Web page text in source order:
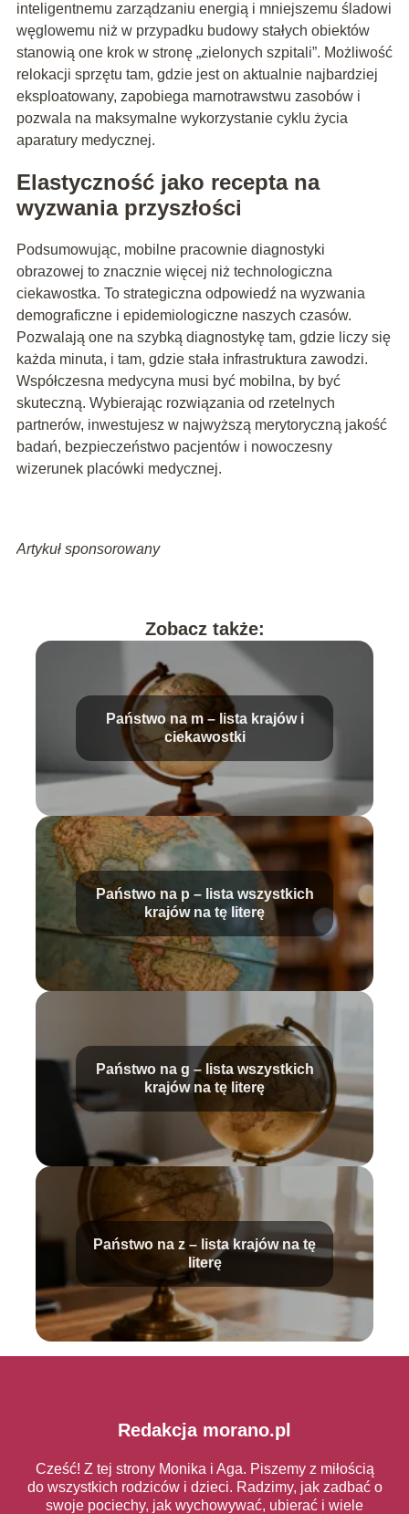
inteligentnemu zarządzaniu energią i mniejszemu śladowi
węglowemu niż w przypadku budowy stałych obiektów
stanowią one krok w stronę „zielonych szpitali”. Możliwość
relokacji sprzętu tam, gdzie jest on aktualnie najbardziej
eksploatowany, zapobiega marnotrawstwu zasobów i
pozwala na maksymalne wykorzystanie cyklu życia
aparatury medycznej.
Elastyczność jako recepta na
wyzwania przyszłości
Podsumowując, mobilne pracownie diagnostyki
obrazowej to znacznie więcej niż technologiczna
ciekawostka. To strategiczna odpowiedź na wyzwania
demograficzne i epidemiologiczne naszych czasów.
Pozwalają one na szybką diagnostykę tam, gdzie liczy się
każda minuta, i tam, gdzie stała infrastruktura zawodzi.
Współczesna medycyna musi być mobilna, by być
skuteczną. Wybierając rozwiązania od rzetelnych
partnerów, inwestujesz w najwyższą merytoryczną jakość
badań, bezpieczeństwo pacjentów i nowoczesny
wizerunek placówki medycznej.
Artykuł sponsorowany
Zobacz także:
Państwo na m – lista krajów i
ciekawostki
Państwo na p – lista wszystkich
krajów na tę literę
Państwo na g – lista wszystkich
krajów na tę literę
Państwo na z – lista krajów na tę
literę
Redakcja morano.pl
Cześć! Z tej strony Monika i Aga. Piszemy z miłością
do wszystkich rodziców i dzieci. Radzimy, jak zadbać o
swoje pociechy, jak wychowywać, ubierać i wiele